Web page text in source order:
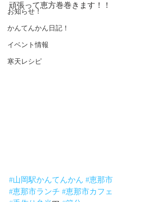
お知らせ！
かんてんかん日記！
イベント情報
寒天レシピ
頑張って恵方巻巻きます！！
#山岡駅かんてんかん #恵那市
#恵那市ランチ #恵那市カフェ